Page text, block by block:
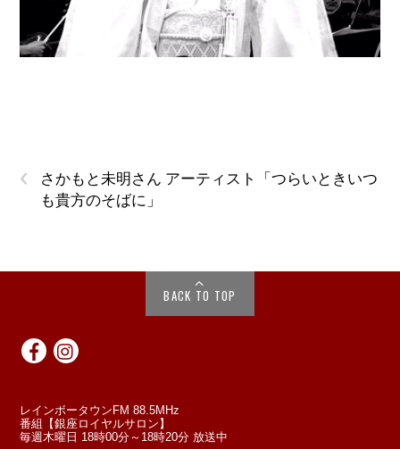
‹
さかもと未明さん アーティスト「つらいときいつ
も貴方のそばに」
BACK TO TOP
レインボータウンFM 88.5MHz
番組【銀座ロイヤルサロン】
毎週木曜日 18時00分～18時20分 放送中